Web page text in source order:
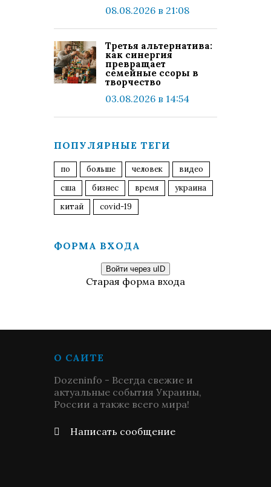
08.08.2026 в 21:08
Третья альтернатива:
как синергия
превращает
семейные ссоры в
творчество
03.08.2026 в 14:54
ПОПУЛЯРНЫЕ ТЕГИ
по больше человек
видео
сша
бизнес время
украина
китай
covid-19
ФОРМА ВХОДА
Войти через uID
Старая форма входа
О САЙТЕ
Dozeninfo - Всегда свежие и
актуальные события Украины,
России а также всего мира!
Написать сообщение